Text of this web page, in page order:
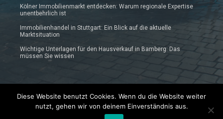
Kölner Immobilienmarkt entdecken: Warum regionale Expertise
unentbehrlich ist
Immobilienhandel in Stuttgart: Ein Blick auf die aktuelle
Marktsituation
Wichtige Unterlagen für den Hausverkauf in Bamberg: Das
müssen Sie wissen
© 2019 - 2025 Prautonews.de | Auto-News Blog
Diese Website benutzt Cookies. Wenn du die Website weiter
nutzt, gehen wir von deinem Einverständnis aus.